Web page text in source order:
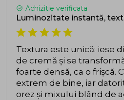
Achizitie verificata
Luminozitate instantă,
Textura este unică: iese
de cremă și se
foarte densă, ca o frișcă.
extrem de bine, iar
orez și mixului blând de